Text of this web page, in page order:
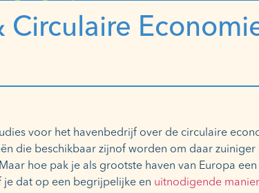
Circulaire
voor het havenbedrijf over de circulaire
die beschikbaar zijnof worden om daar
hoe pak je als grootste haven van Europa
je dat op een begrijpelijke en uitnodigende